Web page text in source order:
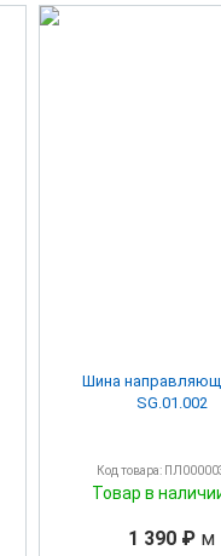
Шина
SG.01.002
Код товара:
Товар в
1 390 ₽ м